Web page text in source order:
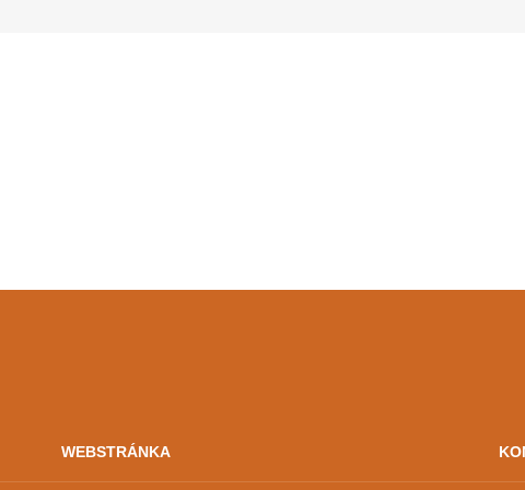
WEBSTRÁNKA